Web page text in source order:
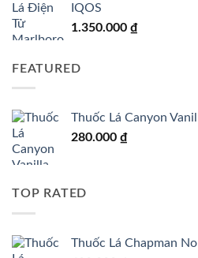
IQOS
1.350.000 ₫
FEATURED
Thuốc Lá Canyon
280.000 ₫
TOP RATED
Thuốc Lá Chapman